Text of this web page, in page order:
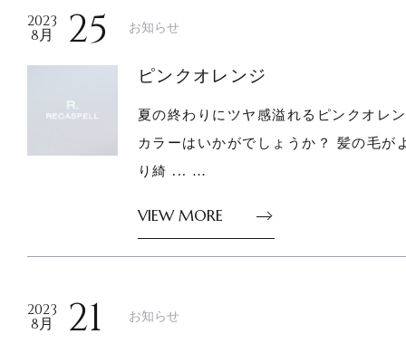
2023
8月 25 お知らせ
ピンクオレンジ
夏の終わりにツヤ感溢れるピンクオレ
カラーはいかがでしょうか？ 髪の毛が
り綺 ... …
VIEW MORE
2023
8月 21 お知らせ